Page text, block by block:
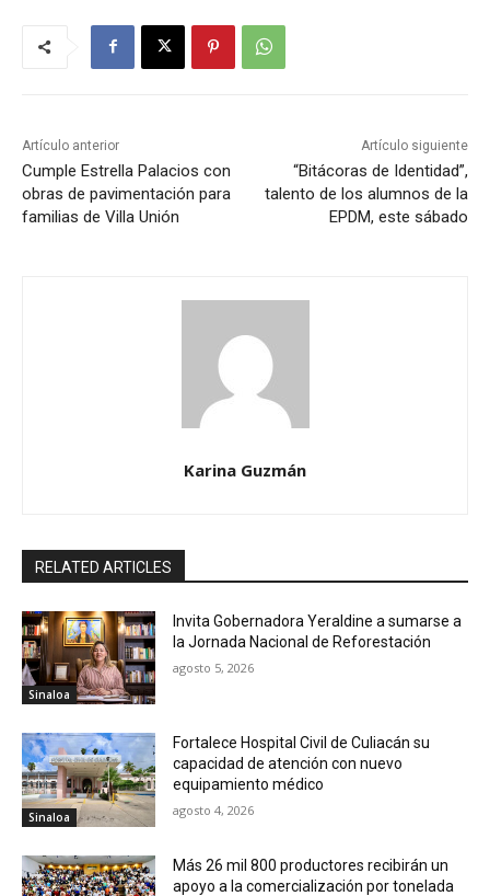
Artículo anterior
Cumple Estrella Palacios con
obras de pavimentación para
familias de Villa Unión
Artículo siguiente
“Bitácoras de Identidad”,
talento de los alumnos de la
EPDM, este sábado
Karina Guzmán
RELATED ARTICLES
Sinaloa
Invita Gobernadora Yeraldine a sumarse a
la Jornada Nacional de Reforestación
agosto 5, 2026
Sinaloa
Fortalece Hospital Civil de Culiacán su
capacidad de atención con nuevo
equipamiento médico
agosto 4, 2026
Más 26 mil 800 productores recibirán un
apoyo a la comercialización por tonelada